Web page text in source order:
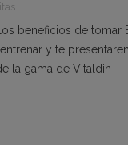
beneficios de tomar
y te
la gama de Vitaldin